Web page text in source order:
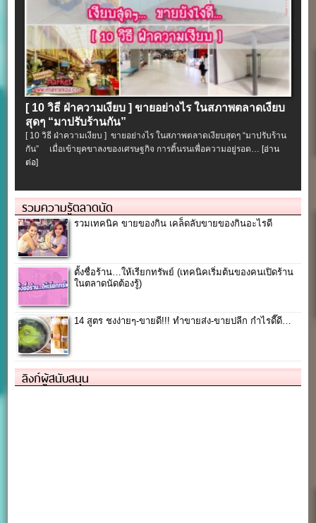
[ 10 วิธี ฝ่าความเงียบ ] ขายอย่างไร ในสภาพตลาดเงียบ
สุดๆ “มาปรับร้านกัน”
[ 10 วิธี ฝ่าความเงียบ ] ขายอย่างไร ในสภาพตลาดเงียบสุดๆ “มาปรับร้าน
กัน” เมื่อเข้ายุคขาลงของเศรษฐกิจ การดิ้นรนเพื่อความอยู่รอด… [อ่าน
ต่อ]
รวมความรู้ตลาดนัด
รวมเทคนิค ขายของกิน เคล็ดลับขายของกินอะไรดี
ตั้งชื่อร้าน…ให้เรียกทรัพย์ (เทคนิคเริ่มต้นของคนเปิดร้าน
ในตลาดนัดต้องรู้)
14 สูตร ชงง่ายๆ-ขายดี!!! ทำขายส่ง-ขายปลีก กำไรดี๊ดี…
ลิงก์ผู้สนับสนุน